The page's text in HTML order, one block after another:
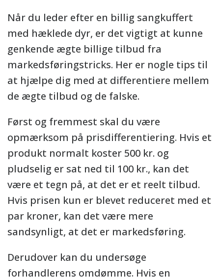
Når du leder efter en billig sangkuffert
med hæklede dyr, er det vigtigt at kunne
genkende ægte billige tilbud fra
markedsføringstricks. Her er nogle tips til
at hjælpe dig med at differentiere mellem
de ægte tilbud og de falske.
Først og fremmest skal du være
opmærksom på prisdifferentiering. Hvis et
produkt normalt koster 500 kr. og
pludselig er sat ned til 100 kr., kan det
være et tegn på, at det er et reelt tilbud.
Hvis prisen kun er blevet reduceret med et
par kroner, kan det være mere
sandsynligt, at det er markedsføring.
Derudover kan du undersøge
forhandlerens omdømme. Hvis en